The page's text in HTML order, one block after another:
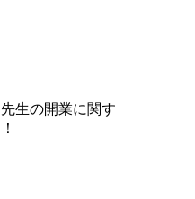
先生の開業に関す